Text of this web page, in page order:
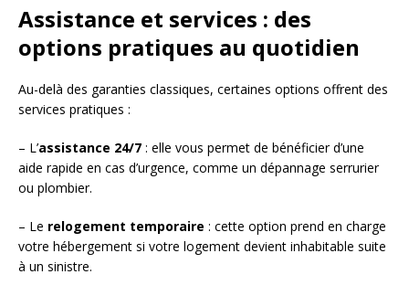
Assistance et services : des
options pratiques au quotidien
Au-delà des garanties classiques, certaines options offrent des
services pratiques :
– L’assistance 24/7 : elle vous permet de bénéficier d’une
aide rapide en cas d’urgence, comme un dépannage serrurier
ou plombier.
– Le relogement temporaire : cette option prend en charge
votre hébergement si votre logement devient inhabitable suite
à un sinistre.